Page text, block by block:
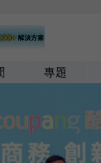
專題